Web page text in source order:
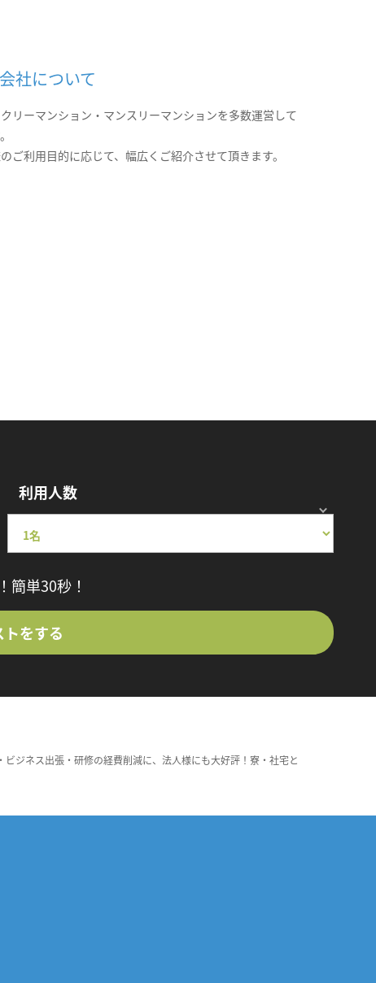
社について
リーマンション・マンスリーマンションを多数運営して
ご利用目的に応じて、幅広くご紹介させて頂きます。
利用人数
簡単30秒！
をする
ジネス出張・研修の経費削減に、法人様にも大好評！寮・社宅と